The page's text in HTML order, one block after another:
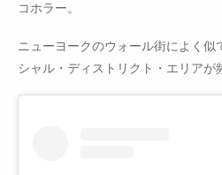
コホラー。
ニューヨークのウォール街によく似
シャル・ディストリクト・エリアが